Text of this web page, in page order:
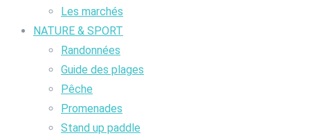
Les marchés
NATURE & SPORT
Randonnées
Guide des plages
Pêche
Promenades
Stand up paddle